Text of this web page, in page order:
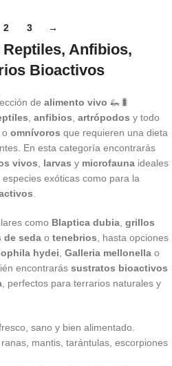
2 3 →
Anfibios,
Bioactivos
de alimento vivo 🦗🐛
anfibios artrópodos y todo
o omnívoros que requieren una dieta
En esta categoría encontrarás
vivos larvas y microfauna ideales
exóticas como para la
como Blaptica dubia grillos
de seda o tenebrios , hasta opciones
hydei Galleria mellonella o
encontrarás sustratos bioactivos
, perfectos para terrarios naturales y
sano y bien alimentado.
mantis, tarántulas, escorpiones